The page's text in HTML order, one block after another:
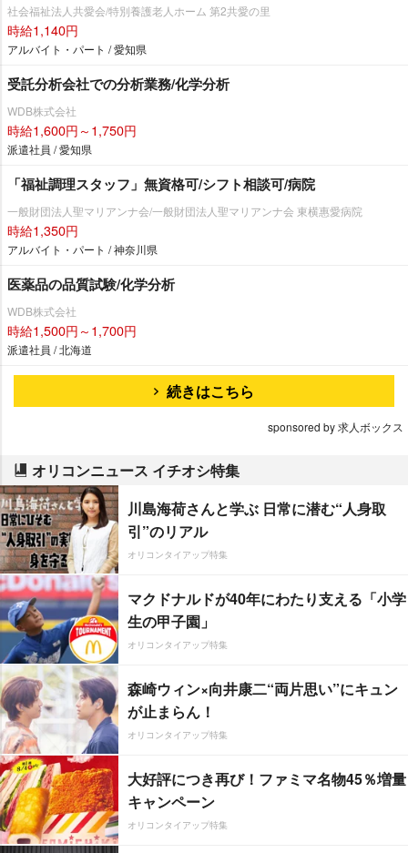
社会福祉法人共愛会/特別養護老人ホーム 第2共愛の里
時給1,140円
アルバイト・パート / 愛知県
受託分析会社での分析業務/化学分析
WDB株式会社
時給1,600円～1,750円
派遣社員 / 愛知県
「福祉調理スタッフ」無資格可/シフト相談可/病院
一般財団法人聖マリアンナ会/一般財団法人聖マリアンナ会 東横惠愛病院
時給1,350円
アルバイト・パート / 神奈川県
医薬品の品質試験/化学分析
WDB株式会社
時給1,500円～1,700円
派遣社員 / 北海道
続きはこちら
sponsored by 求人ボックス
オリコンニュース イチオシ特集
川島海荷さんと学ぶ 日常に潜む“人身取
引”のリアル
オリコンタイアップ特集
マクドナルドが40年にわたり支える「小学
生の甲子園」
オリコンタイアップ特集
森崎ウィン×向井康二“両片思い”にキュン
が止まらん！
オリコンタイアップ特集
大好評につき再び！ファミマ名物45％増量
キャンペーン
オリコンタイアップ特集